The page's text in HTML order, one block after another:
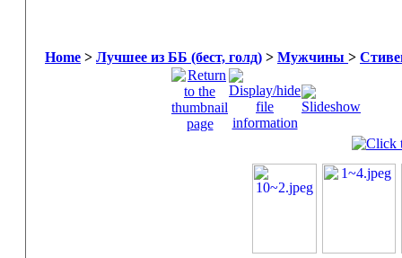
Home > Лучшее из ББ (бест, голд) > Мужчины >